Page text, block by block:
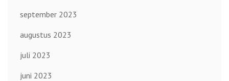
september 2023
augustus 2023
juli 2023
juni 2023